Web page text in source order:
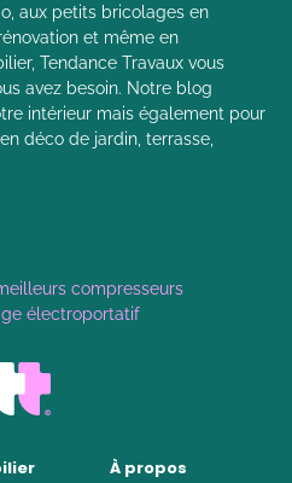
aux petits bricolages en
et même en
Tendance Travaux vous
avez besoin. Notre blog
intérieur mais également pour
déco de jardin, terrasse,
compresseurs
électroportatif
À propos